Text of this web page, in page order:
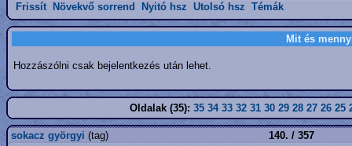
Frissít
Növekvő sorrend Nyitó hsz Utolsó hsz Témák
Mit és
Hozzászólni csak bejelentkezés után lehet.
Oldalak (35): 35 34 33 32 31 30 29 28 27 26 25
sokacz györgyi (tag)
140. / 357